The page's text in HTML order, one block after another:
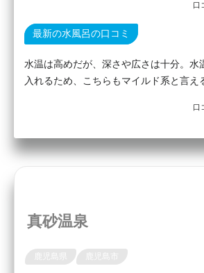
口
最新の水風呂の口コミ
水温は高めだが、深さや広さは十分。水
入れるため、こちらもマイルド系と言え
口
真砂温泉